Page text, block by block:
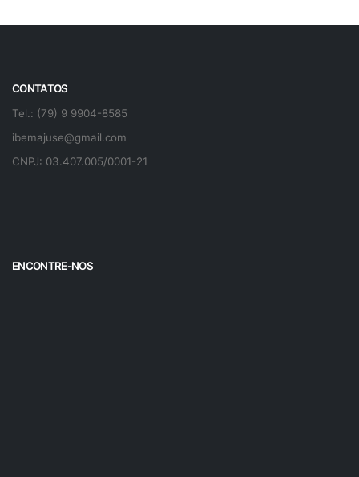
CONTATOS
Tel.: (79) 9 9904-8585
ibemajuse@gmail.com
CNPJ: 03.407.005/0001-21
ENCONTRE-NOS